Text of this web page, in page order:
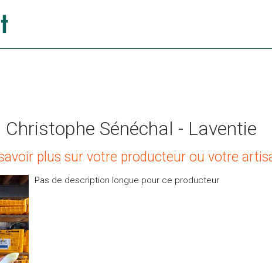
Christophe Sénéchal - Laventie
plus sur votre producteur ou votre
Pas de description longue pour ce producteur